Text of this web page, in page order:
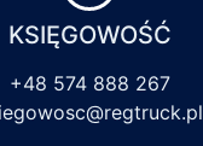
KSIĘGOWOŚĆ
+48 574 888 267